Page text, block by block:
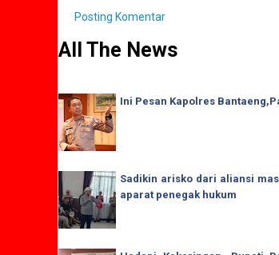
Posting Komentar
All The News
Ini Pesan Kapolres
Sadikin arisko dari aliansi
aparat penegak hukum